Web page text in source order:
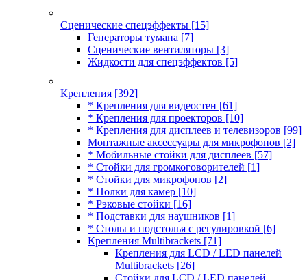
Сценические спецэффекты [15]
Генераторы тумана [7]
Сценические вентиляторы [3]
Жидкости для спецэффектов [5]
Крепления [392]
* Крепления для видеостен [61]
* Крепления для проекторов [10]
* Крепления для дисплеев и телевизоров [99]
Монтажные аксессуары для микрофонов [2]
* Мобильные стойки для дисплеев [57]
* Стойки для громкоговорителей [1]
* Стойки для микрофонов [2]
* Полки для камер [10]
* Рэковые стойки [16]
* Подставки для наушников [1]
* Столы и подстолья с регулировкой [6]
Крепления Multibrackets [71]
Крепления для LCD / LED панелей
Multibrackets [26]
Стойки для LCD / LED панелей